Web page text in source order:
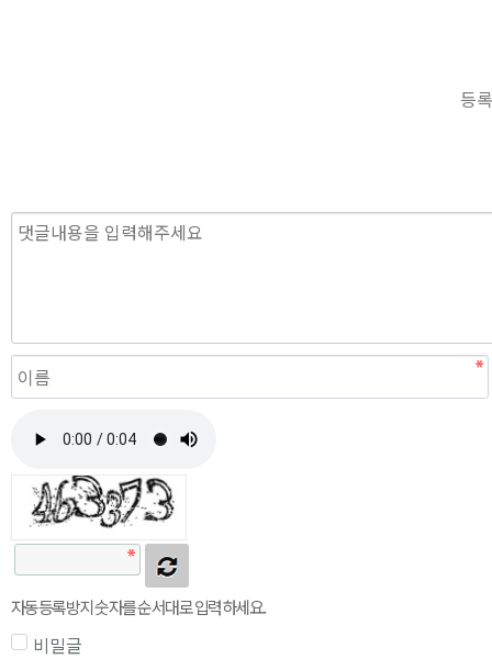
등
자동등록방지 숫자를 순서대로 입력하세요.
비밀글